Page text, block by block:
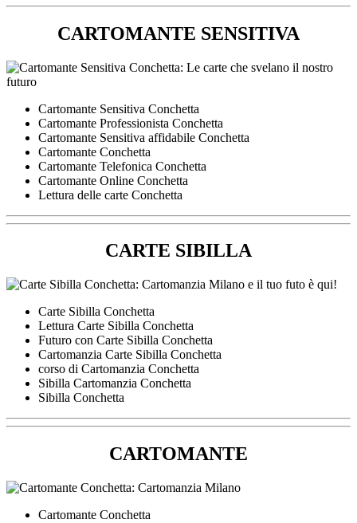
CARTOMANTE SENSITIVA
Cartomante Sensitiva Conchetta
Cartomante Professionista Conchetta
Cartomante Sensitiva affidabile Conchetta
Cartomante Conchetta
Cartomante Telefonica Conchetta
Cartomante Online Conchetta
Lettura delle carte Conchetta
CARTE SIBILLA
Carte Sibilla Conchetta
Lettura Carte Sibilla Conchetta
Futuro con Carte Sibilla Conchetta
Cartomanzia Carte Sibilla Conchetta
corso di Cartomanzia Conchetta
Sibilla Cartomanzia Conchetta
Sibilla Conchetta
CARTOMANTE
Cartomante Conchetta